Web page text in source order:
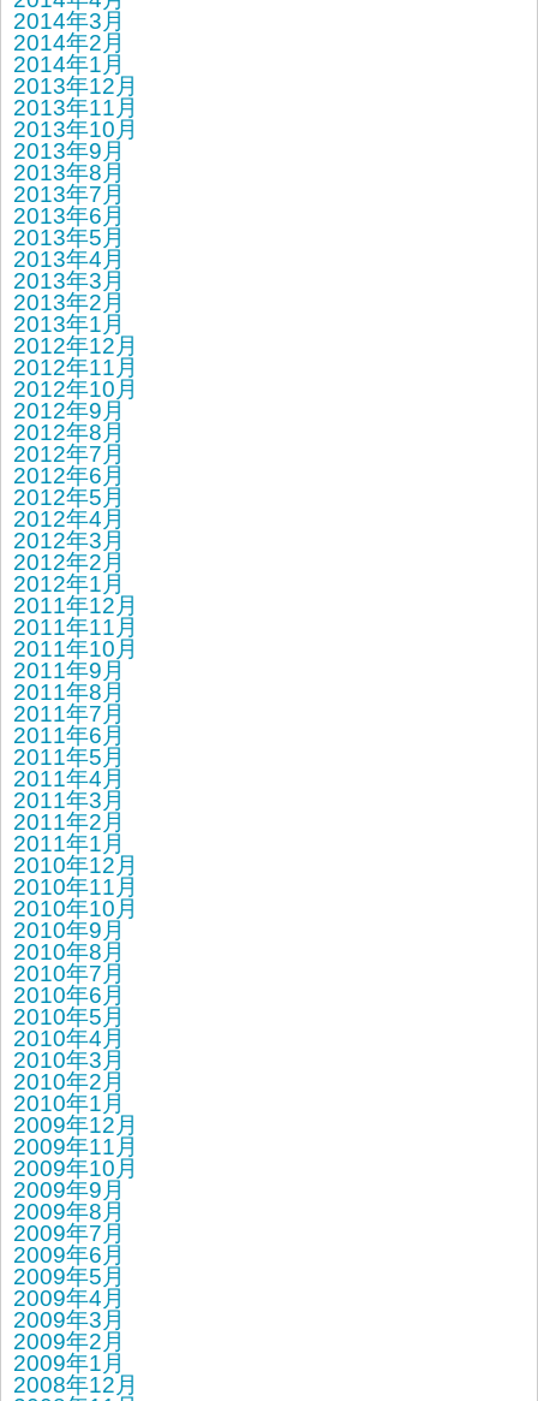
2014年3月
2014年2月
2014年1月
2013年12月
2013年11月
2013年10月
2013年9月
2013年8月
2013年7月
2013年6月
2013年5月
2013年4月
2013年3月
2013年2月
2013年1月
2012年12月
2012年11月
2012年10月
2012年9月
2012年8月
2012年7月
2012年6月
2012年5月
2012年4月
2012年3月
2012年2月
2012年1月
2011年12月
2011年11月
2011年10月
2011年9月
2011年8月
2011年7月
2011年6月
2011年5月
2011年4月
2011年3月
2011年2月
2011年1月
2010年12月
2010年11月
2010年10月
2010年9月
2010年8月
2010年7月
2010年6月
2010年5月
2010年4月
2010年3月
2010年2月
2010年1月
2009年12月
2009年11月
2009年10月
2009年9月
2009年8月
2009年7月
2009年6月
2009年5月
2009年4月
2009年3月
2009年2月
2009年1月
2008年12月